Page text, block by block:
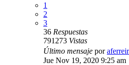
1
2
3
36 Respuestas
791273 Vistas
Último mensaje por
Jue Nov 19, 2020 9:25 am